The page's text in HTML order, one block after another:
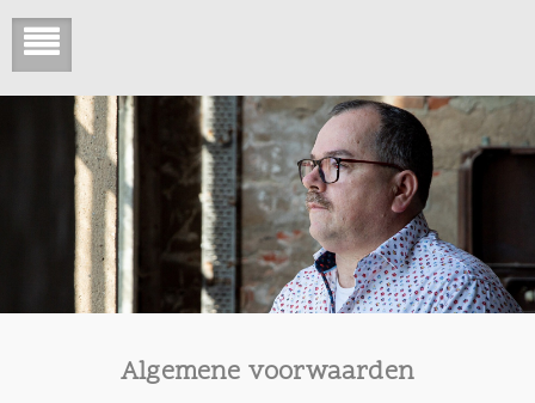
Algemene voorwaarden